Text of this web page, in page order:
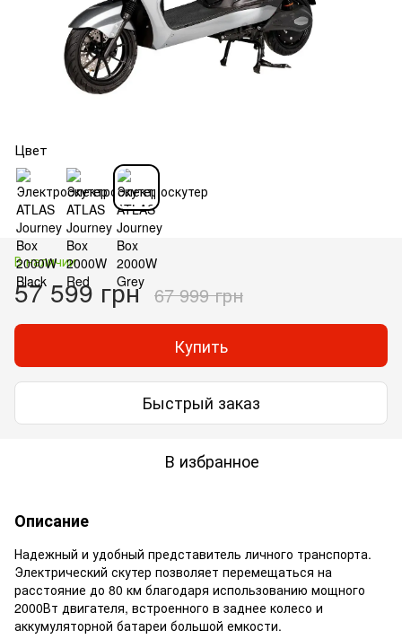
Цвет
В наличии
57 599 грн 67 999 грн
Купить
Быстрый заказ
В избранное
Описание
Надежный и удобный представитель личного транспорта.
Электрический скутер позволяет перемещаться на
расстояние до 80 км благодаря использованию мощного
2000Вт двигателя, встроенного в заднее колесо и
аккумуляторной батареи большой емкости.